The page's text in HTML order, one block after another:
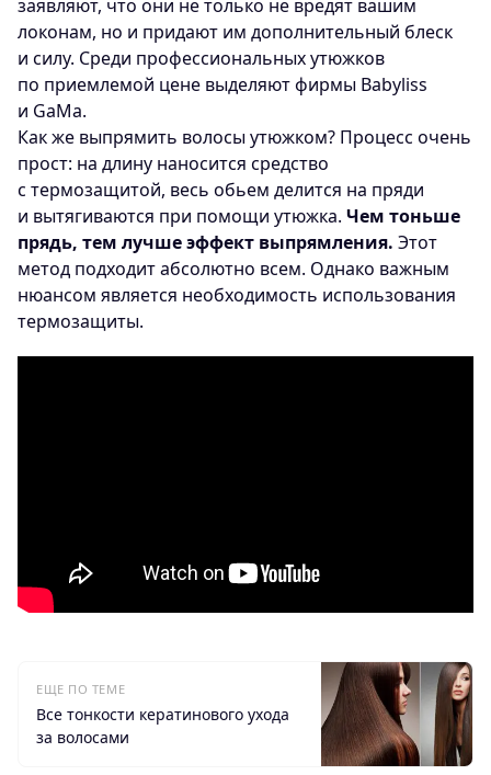
заявляют, что они не только не вредят вашим
локонам, но и придают им дополнительный блеск
и силу. Среди профессиональных утюжков
по приемлемой цене выделяют фирмы Babyliss
и GaMa.
Как же выпрямить волосы утюжком? Процесс очень
прост: на длину наносится средство
с термозащитой, весь обьем делится на пряди
и вытягиваются при помощи утюжка. Чем тоньше
прядь, тем лучше эффект выпрямления. Этот
метод подходит абсолютно всем. Однако важным
нюансом является необходимость использования
термозащиты.
ЕЩЕ ПО ТЕМЕ
Все тонкости кератинового ухода
за волосами